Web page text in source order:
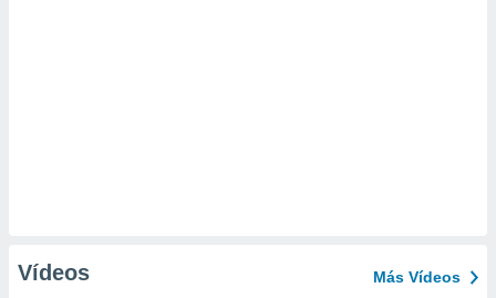
Vídeos Más Vídeos